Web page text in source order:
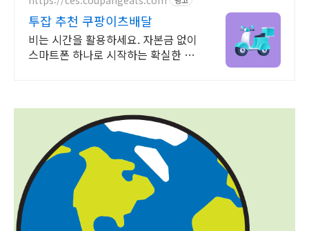
투잡 추천 쿠팡이츠배달
비는 시간을 활용하세요. 자본금 없이
스마트폰 하나로 시작하는 확실한 부